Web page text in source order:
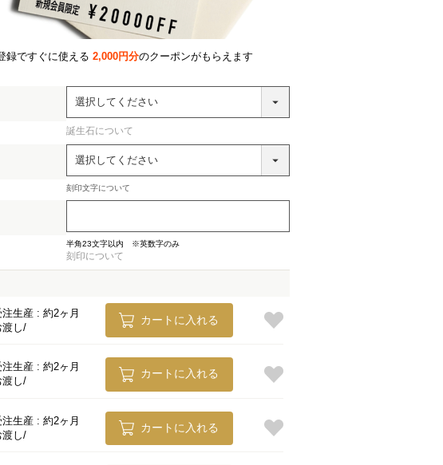
録ですぐに使える 2,000円分のクーポンがもらえます
誕生石について
刻印文字について
半角23文字以内 ※英数字のみ
刻印について
生産 : 約2ヶ月
し
カートに入れる
生産 : 約2ヶ月
し
カートに入れる
生産 : 約2ヶ月
し
カートに入れる